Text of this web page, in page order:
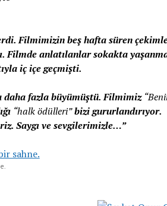
Filmimizin beş hafta süren
Filmde anlatılanlar sokakta
iç içe geçmişti.
daha fazla büyümüştü. Filmimiz
“halk ödülleri”bizi gururlandırıyor.
Saygı ve sevgilerimizle…”